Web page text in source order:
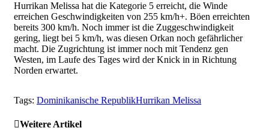
Hurrikan Melissa hat die Kategorie 5 erreicht, die Winde
erreichen Geschwindigkeiten von 255 km/h+. Böen erreichten
bereits 300 km/h. Noch immer ist die Zuggeschwindigkeit
gering, liegt bei 5 km/h, was diesen Orkan noch gefährlicher
macht. Die Zugrichtung ist immer noch mit Tendenz gen
Westen, im Laufe des Tages wird der Knick in in Richtung
Norden erwartet.
Tags: Dominikanische RepublikHurrikan Melissa
Weitere Artikel